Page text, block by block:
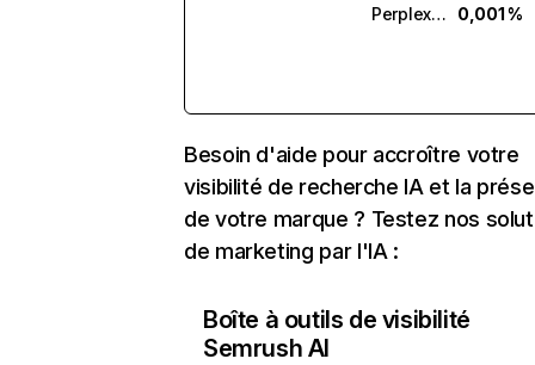
Perplexity
0,001 %
Besoin d'aide pour accroître votre
visibilité de recherche IA et la
de votre marque ? Testez nos
de marketing par l'IA :
Boîte à outils de visibilité
Semrush AI